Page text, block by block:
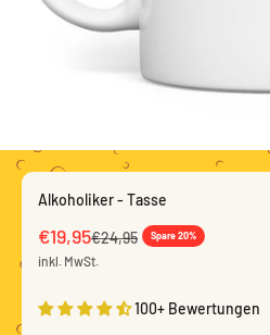
Alkoholiker - Tasse
Angebot
€19,95Regulärer Preis
€24,95 Spare 20%
inkl. MwSt.
100+ Bewertungen